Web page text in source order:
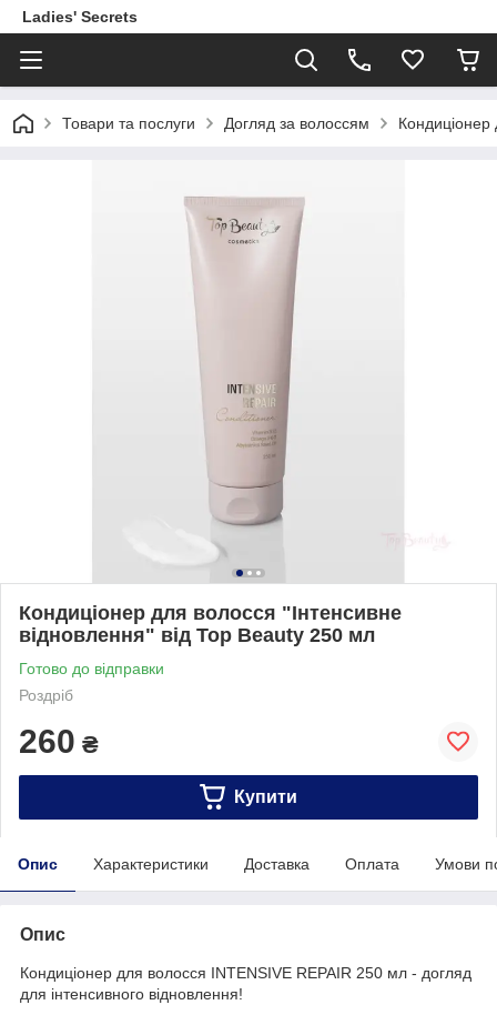
Ladies' Secrets
Товари та послуги Догляд за волоссям Кондиціонер
Кондиціонер для волосся "Інтенсивне
відновлення" від Top Beauty 250 мл
Готово до відправки
Роздріб
260 ₴
Купити
Опис Характеристики Доставка Оплата Умови
Опис
Кондиціонер для волосся INTENSIVE REPAIR 250 мл - догляд
для інтенсивного відновлення!